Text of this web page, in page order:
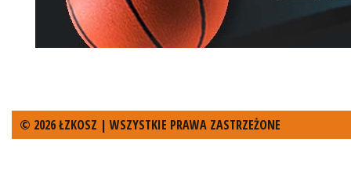
© 2026 ŁZKOSZ | WSZYSTKIE PRAWA ZASTRZEŻONE